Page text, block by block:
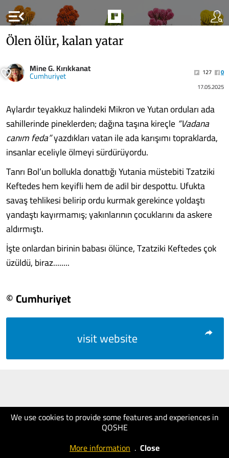
menu_open
We use cookies to provide some features and experiences in
QOSHE
More information . Close
Ölen ölür, kalan yatar
Mine G. Kırıkkanat
Cumhuriyet 127
0
17.05.2025
Aylardır teyakkuz halindeki Mikron ve Yutan orduları ada
sahillerinde pineklerden; dağına taşına kireçle “Vadana
canım feda”yazdıkları vatan ile ada karışımı topraklarda,
insanlar eceliyle ölmeyi sürdürüyordu.
Tanrı Bol’un bollukla donattığı Yutania müstebiti Tzatziki
Keftedes hem keyifli hem de adil bir despottu. Ufukta
savaş tehlikesi belirip ordu kurmak gerekince yoldaştı
yandaştı kayırmamış; yakınlarının çocuklarını da askere
aldırmıştı.
İşte onlardan birinin babası ölünce, Tzatziki Keftedes çok
üzüldü, biraz........
© Cumhuriyet
visit website